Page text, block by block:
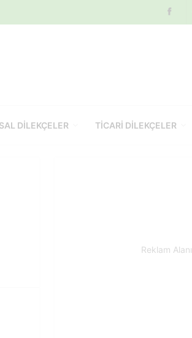
DILEKÇELER TICARI DILEKÇELER
Reklam Alanı